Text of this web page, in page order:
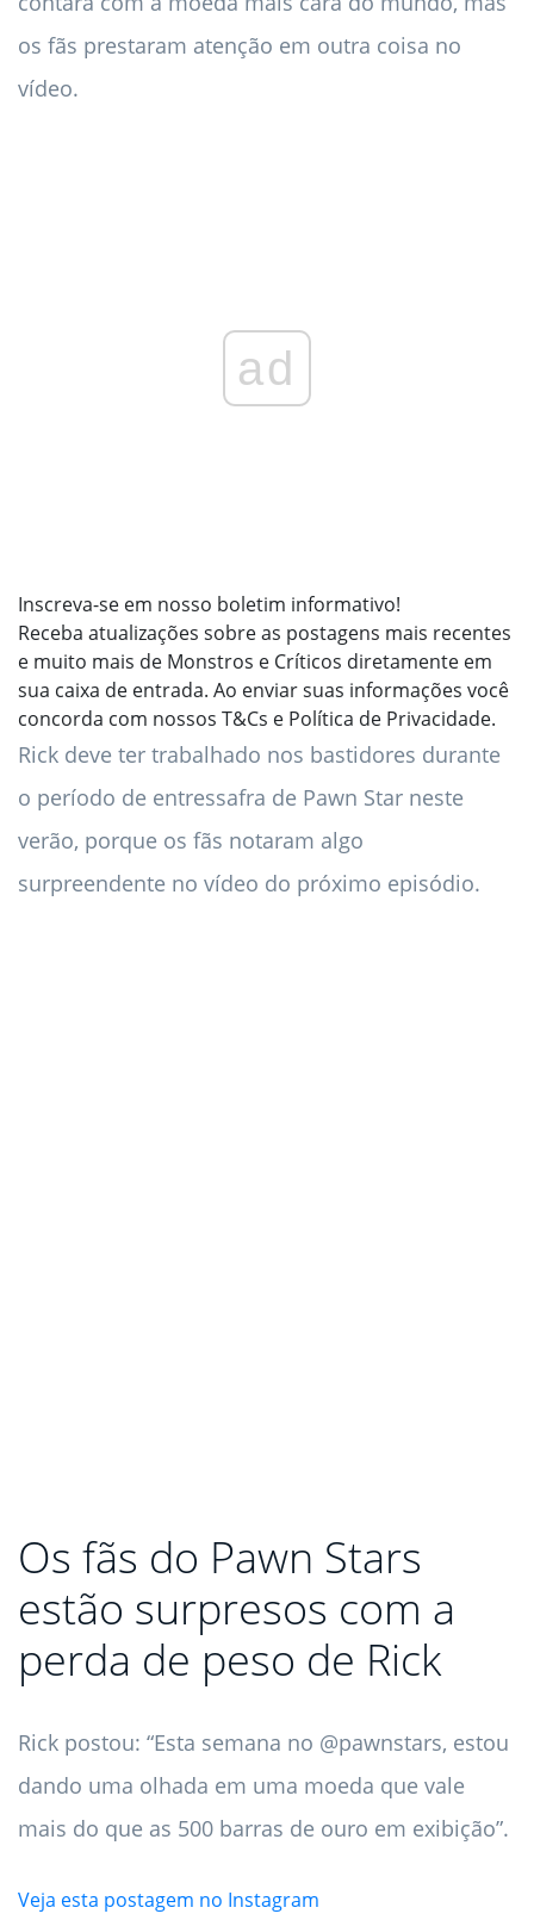
os fãs prestaram atenção em outra coisa no
vídeo.
ad
Inscreva-se em nosso boletim informativo!
Receba atualizações sobre as postagens mais recentes
e muito mais de Monstros e Críticos diretamente em
sua caixa de entrada. Ao enviar suas informações você
concorda com nossos T&Cs e Política de Privacidade.
Rick deve ter trabalhado nos bastidores durante
o período de entressafra de Pawn Star neste
verão, porque os fãs notaram algo
surpreendente no vídeo do próximo episódio.
Os fãs do Pawn Stars
estão surpresos com a
perda de peso de Rick
Rick postou: “Esta semana no @pawnstars, estou
dando uma olhada em uma moeda que vale
mais do que as 500 barras de ouro em exibição”.
Veja esta postagem no Instagram